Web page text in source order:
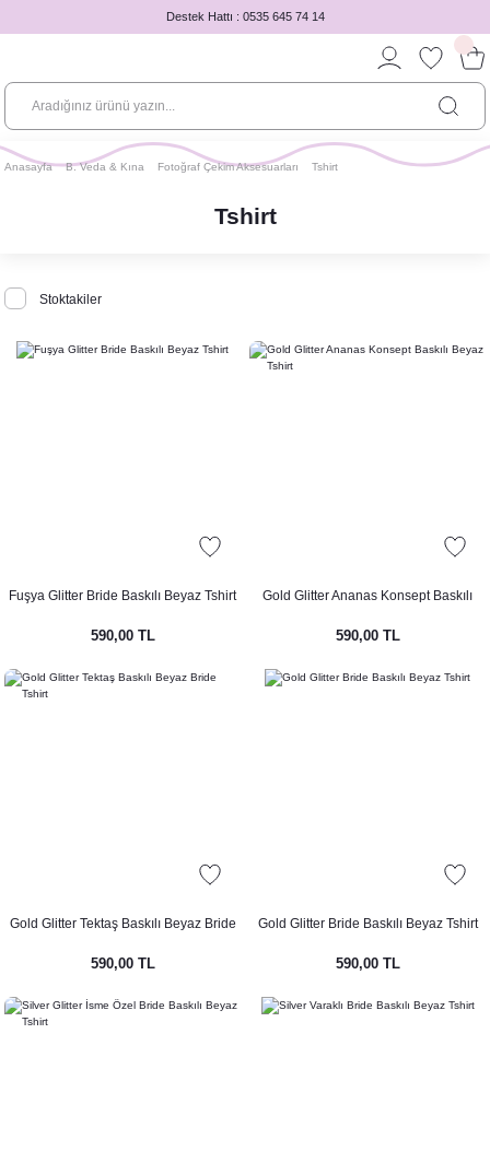
Destek Hattı : 0535 645 74 14
Anasayfa B. Veda & Kına Fotoğraf Çekim Aksesuarları Tshirt
Tshirt
Stoktakiler
Fuşya Glitter Bride Baskılı Beyaz Tshirt
590,00 TL
Gold Glitter Ananas Konsept Baskılı
590,00 TL
Gold Glitter Tektaş Baskılı Beyaz Bride
590,00 TL
Gold Glitter Bride Baskılı Beyaz Tshirt
590,00 TL